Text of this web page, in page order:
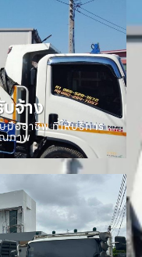
จ้าง
มืออาชีพ ที่ให้บริการ
ภาพ